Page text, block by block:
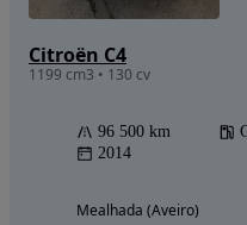
Citroën C4
1199 cm3 • 130 cv
96 500 km
2014
Mealhada (Aveiro)